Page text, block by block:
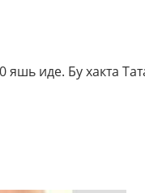
иде. Бу хакта